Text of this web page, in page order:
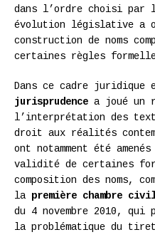
dans l’ordre choisi par
évolution législative a
construction de noms
certaines règles
Dans ce cadre juridique
jurisprudence a joué un
l’interprétation des
droit aux réalités
ont notamment été
validité de certaines
composition des noms,
la première chambre
du 4 novembre 2010,
la problématique du tiret